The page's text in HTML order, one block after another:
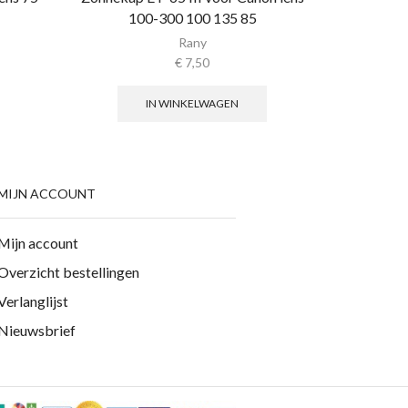
100-300 100 135 85
Rany
€ 7,50
IN WINKELWAGEN
ACCOUNT
account
bestellingen